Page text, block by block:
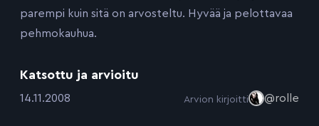
parempi kuin sitä on arvosteltu. Hyvää ja pelottavaa
pehmokauhua.
Katsottu ja arvioitu
:14.11.2008 Arvion kirjoitti @rolle